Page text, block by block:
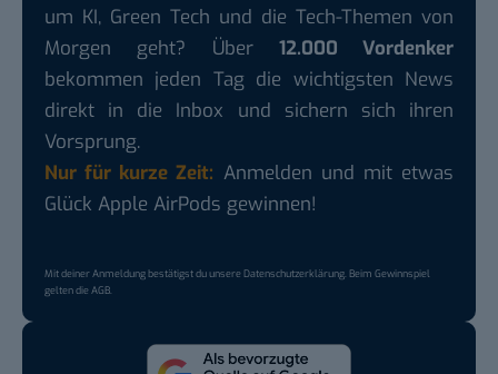
um KI, Green Tech und die Tech-Themen von
Morgen geht? Über 12.000 Vordenker
bekommen jeden Tag die wichtigsten News
direkt in die Inbox und sichern sich ihren
Vorsprung.
Nur für kurze Zeit: Anmelden und mit etwas
Glück Apple AirPods gewinnen!
Mit deiner Anmeldung bestätigst du unsereDatenschutzerklärung. Beim Gewinnspiel
gelten dieAGB.